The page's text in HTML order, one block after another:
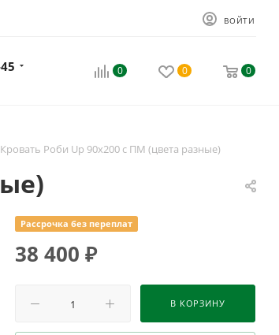
ВОЙТИ
0 0 0
Кровать Роби Up 90х200 с ПМ (цвета разные)
Рассрочка без переплат
38 400 ₽
В КОРЗИНУ